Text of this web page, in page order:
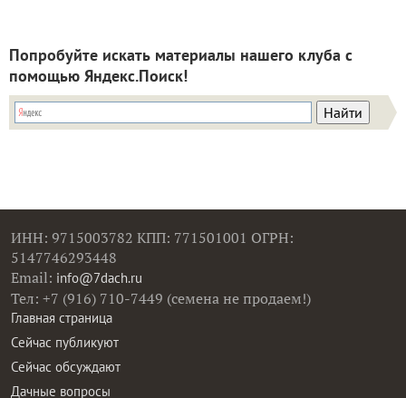
Попробуйте искать материалы нашего клуба с
помощью Яндекс.Поиск!
ИНН: 9715003782 КПП: 771501001 ОГРН:
5147746293448
Email: info@7dach.ru
Тел: +7 (916) 710-7449 (семена не продаем!)
Главная страница
Сейчас публикуют
Сейчас обсуждают
Дачные вопросы